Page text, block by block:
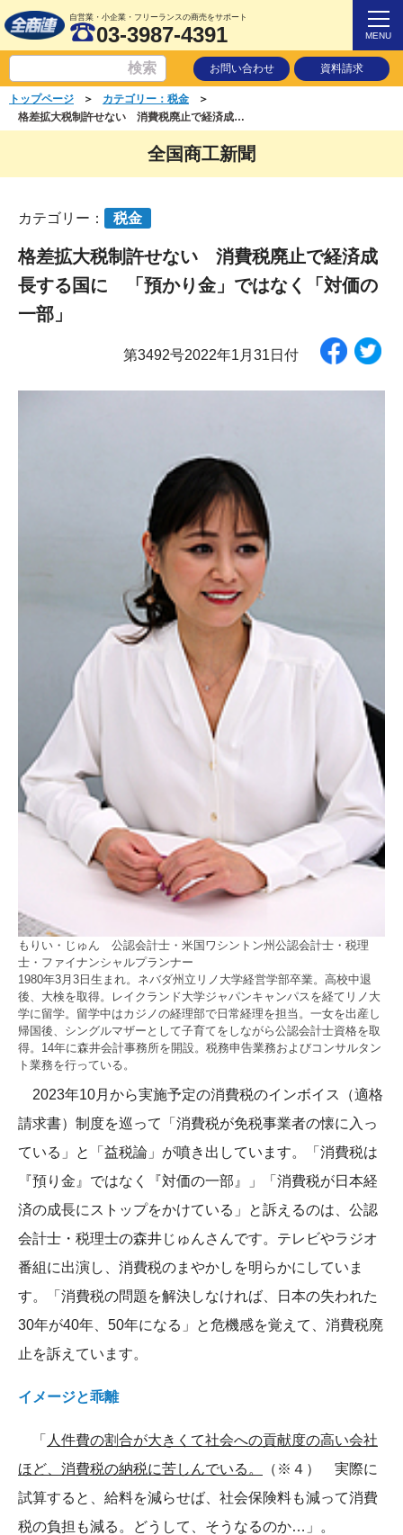
自営業・小企業・フリーランスの商売をサポート
03-3987-4391 MENU
お問い合わせ 資料請求
トップページ ＞ カテゴリー：税金
＞
格差拡大税制許せない 消費税廃止で経済成長する国に 「預かり金」ではなく「対価の一部」
全国商工新聞
カテゴリー： 税金
格差拡大税制許せない 消費税廃止で経済成
長する国に 「預かり金」ではなく「対価の
一部」
第3492号2022年1月31日付
もりい・じゅん 公認会計士・米国ワシントン州公認会計士・税理
士・ファイナンシャルプランナー
1980年3月3日生まれ。ネバダ州立リノ大学経営学部卒業。高校中退
後、大検を取得。レイクランド大学ジャパンキャンパスを経てリノ大
学に留学。留学中はカジノの経理部で日常経理を担当。一女を出産し
帰国後、シングルマザーとして子育てをしながら公認会計士資格を取
得。14年に森井会計事務所を開設。税務申告業務およびコンサルタン
ト業務を行っている。
2023年10月から実施予定の消費税のインボイス（適格
請求書）制度を巡って「消費税が免税事業者の懐に入っ
ている」と「益税論」が噴き出しています。「消費税は
『預り金』ではなく『対価の一部』」「消費税が日本経
済の成長にストップをかけている」と訴えるのは、公認
会計士・税理士の森井じゅんさんです。テレビやラジオ
番組に出演し、消費税のまやかしを明らかにしていま
す。「消費税の問題を解決しなければ、日本の失われた
30年が40年、50年になる」と危機感を覚えて、消費税廃
止を訴えています。
イメージと乖離
「 人件費の割合が大きくて社会への貢献度の高い会社
ほど、消費税の納税に苦しんでいる。
（※４） 実際に
試算すると、給料を減らせば、社会保険料も減って消費
税の負担も減る。どうして、そうなるのか…」。